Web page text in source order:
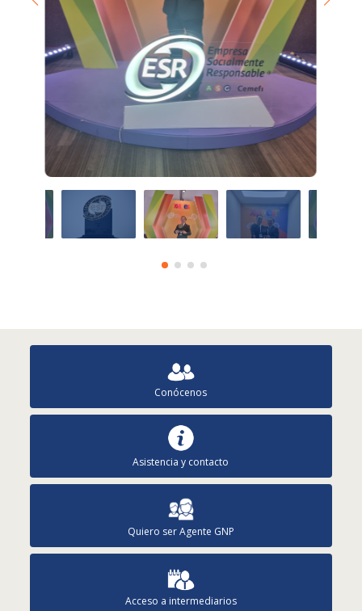
Conócenos
Asistencia y contacto
Quiero ser Agente GNP
Acceso a intermediarios